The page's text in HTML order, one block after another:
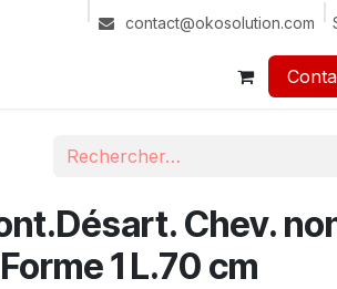
contact@okosolution.com
Chev.
1 L.70 cm